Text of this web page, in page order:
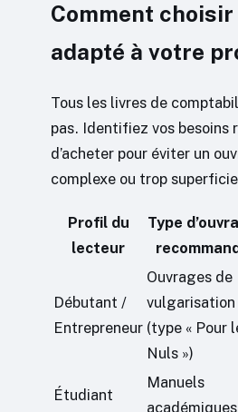
Comment
adapté à votre
Tous les livres de
pas. Identifiez vos besoins
d’acheter pour éviter un
complexe ou trop
Profil du
lecteur
Type
Débutant /
Entrepreneur
Ouvrages de
vulgarisation
(type « Pour
Nuls »)
Étudiant
Manuels
académiques